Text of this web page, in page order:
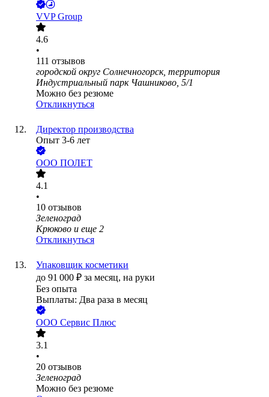
VVP Group
4.6
•
111 отзывов
городской округ Солнечногорск, территория
Индустриальный парк Чашниково, 5/1
Можно без резюме
Откликнуться
Директор производства
Опыт 3-6 лет
ООО ПОЛЕТ
4.1
•
10 отзывов
Зеленоград
Крюково и еще 2
Откликнуться
Упаковщик косметики
до 91 000 ₽ за месяц, на руки
Без опыта
Выплаты: Два раза в месяц
ООО Сервис Плюс
3.1
•
20 отзывов
Зеленоград
Можно без резюме